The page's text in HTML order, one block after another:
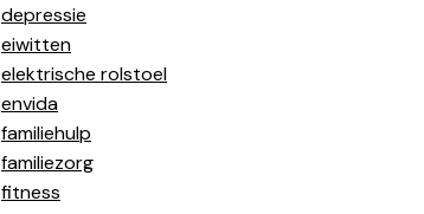
depressie
eiwitten
elektrische rolstoel
envida
familiehulp
familiezorg
fitness